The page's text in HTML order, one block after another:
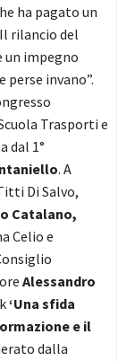
ha pagato un
rilancio del
un impegno
invano”.
Trasporti e
dal 1°
. A
Di Salvo,
Catalano,
Celio e
Alessandro
‘Una sfida
e il
dalla